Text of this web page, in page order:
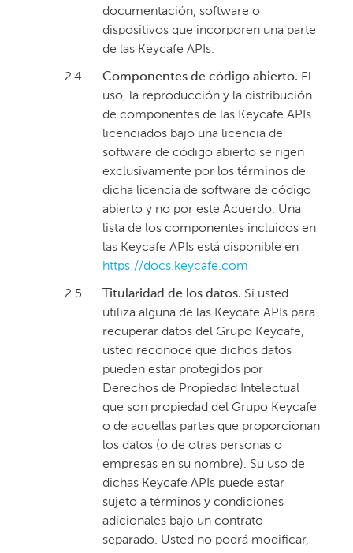
documentación, software o
dispositivos que incorporen una parte
de las Keycafe APIs.
2.4 Componentes de código abierto. El
uso, la reproducción y la distribución
de componentes de las Keycafe APIs
licenciados bajo una licencia de
software de código abierto se rigen
exclusivamente por los términos de
dicha licencia de software de código
abierto y no por este Acuerdo. Una
lista de los componentes incluidos en
las Keycafe APIs está disponible en
https://docs.keycafe.com
2.5 Titularidad de los datos. Si usted
utiliza alguna de las Keycafe APIs para
recuperar datos del Grupo Keycafe,
usted reconoce que dichos datos
pueden estar protegidos por
Derechos de Propiedad Intelectual
que son propiedad del Grupo Keycafe
o de aquellas partes que proporcionan
los datos (o de otras personas o
empresas en su nombre). Su uso de
dichas Keycafe APIs puede estar
sujeto a términos y condiciones
adicionales bajo un contrato
separado. Usted no podrá modificar,